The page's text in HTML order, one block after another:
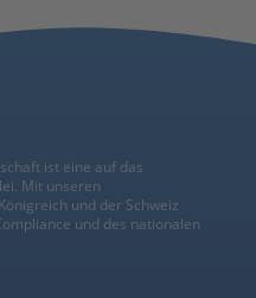
ist eine auf das
Mit unseren
und der Schweiz
und des nationalen